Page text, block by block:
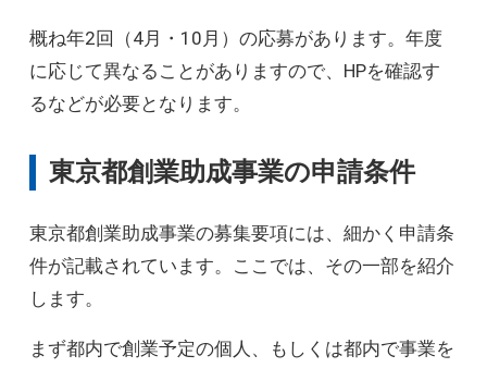
概ね年2回（4月・10月）の応募があります。年度
に応じて異なることがありますので、HPを確認す
るなどが必要となります。
東京都創業助成事業の申請条件
東京都創業助成事業の募集要項には、細かく申請条
件が記載されています。ここでは、その一部を紹介
します。
まず都内で創業予定の個人、もしくは都内で事業を